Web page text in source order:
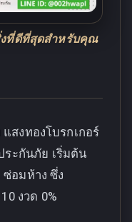
งที่ดีที่สุดสำหรับคุณ
สงทองโบรกเกอร์
ระกันภัย เริ่มต้น
ซ่อมห้าง ซึ่ง
งวด 0%